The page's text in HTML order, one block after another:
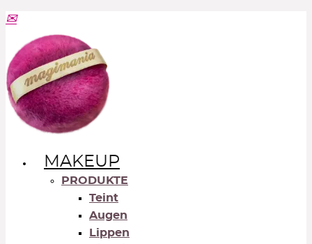
MAKEUP
PRODUKTE
Teint
Augen
Lippen